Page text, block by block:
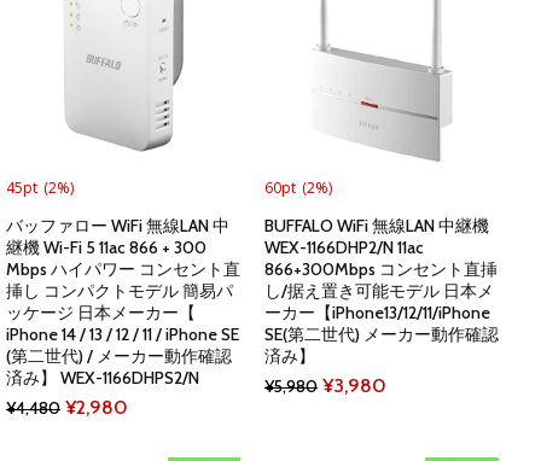
45pt (2%)
バッファロー WiFi 無線LAN 中
継機 Wi-Fi 5 11ac 866 + 300
Mbps ハイパワー コンセント直
挿し コンパクトモデル 簡易パ
ッケージ 日本メーカー【
iPhone 14 / 13 / 12 / 11 / iPhone SE
(第二世代) / メーカー動作確認
済み】 WEX-1166DHPS2/N
¥4,480 Original
¥2,980
60pt (2%)
BUFFALO WiFi 無線LAN 中継機
WEX-1166DHP2/N 11ac
866+300Mbps コンセント直挿
し/据え置き可能モデル 日本メ
ーカー【iPhone13/12/11/iPhone
SE(第二世代) メーカー動作確認
済み】
¥5,980 Original
¥3,980